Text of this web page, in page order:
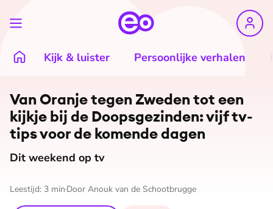
Kijk & luister Persoonlijke verhalen
©ANP/Robin van Lonkhuijsen
Van Oranje tegen Zweden tot een
kijkje bij de Doops­ge­zin­den: vijf tv-
tips voor de komende dagen
Dit weekend op tv
Leestijd: 3 min Door Anouk van de Schootbrugge